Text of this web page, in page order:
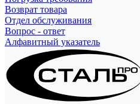
Возврат товара
Отдел обслуживания
Вопрос - ответ
Алфавитный указатель